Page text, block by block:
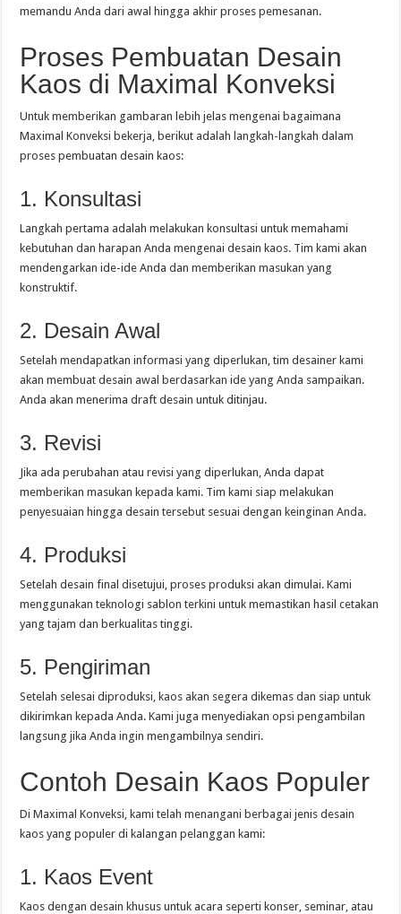
memandu Anda dari awal hingga akhir proses pemesanan.
Proses Pembuatan Desain
Kaos di Maximal Konveksi
Untuk memberikan gambaran lebih jelas mengenai bagaimana
Maximal Konveksi bekerja, berikut adalah langkah-langkah dalam
proses pembuatan desain kaos:
1. Konsultasi
Langkah pertama adalah melakukan konsultasi untuk memahami
kebutuhan dan harapan Anda mengenai desain kaos. Tim kami akan
mendengarkan ide-ide Anda dan memberikan masukan yang
konstruktif.
2. Desain Awal
Setelah mendapatkan informasi yang diperlukan, tim desainer kami
akan membuat desain awal berdasarkan ide yang Anda sampaikan.
Anda akan menerima draft desain untuk ditinjau.
3. Revisi
Jika ada perubahan atau revisi yang diperlukan, Anda dapat
memberikan masukan kepada kami. Tim kami siap melakukan
penyesuaian hingga desain tersebut sesuai dengan keinginan Anda.
4. Produksi
Setelah desain final disetujui, proses produksi akan dimulai. Kami
menggunakan teknologi sablon terkini untuk memastikan hasil cetakan
yang tajam dan berkualitas tinggi.
5. Pengiriman
Setelah selesai diproduksi, kaos akan segera dikemas dan siap untuk
dikirimkan kepada Anda. Kami juga menyediakan opsi pengambilan
langsung jika Anda ingin mengambilnya sendiri.
Contoh Desain Kaos Populer
Di Maximal Konveksi, kami telah menangani berbagai jenis desain
kaos yang populer di kalangan pelanggan kami:
1. Kaos Event
Kaos dengan desain khusus untuk acara seperti konser, seminar, atau